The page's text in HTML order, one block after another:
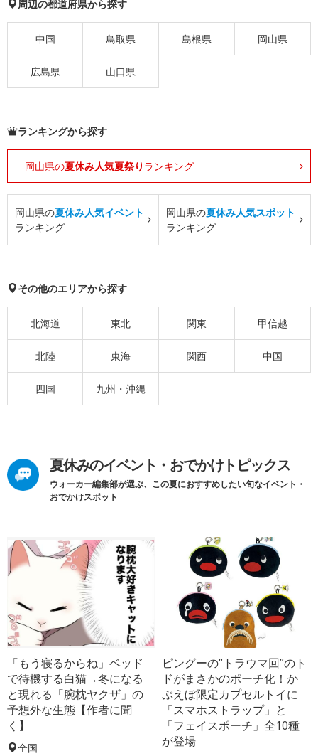
周辺の都道府県から探す
中国 鳥取県 島根県 岡山県
広島県 山口県
ランキングから探す
岡山県の夏休み人気夏祭り ランキング
岡山県の夏休み人気イベント
ランキング
岡山県の夏休み人気スポット
ランキング
その他のエリアから探す
北海道 東北 関東 甲信越
北陸 東海 関西 中国
四国 九州・沖縄
夏休みのイベント・おでかけトピックス
ウォーカー編集部が選ぶ、この夏におすすめしたい旬なイベント・
おでかけスポット
「もう寝るからね」ベッド
で待機する白猫→冬になる
と現れる「腕枕ヤクザ」の
予想外な生態【作者に聞
く】
全国
ピングーの“トラウマ回”のト
ドがまさかのポーチ化！か
ぷえぼ限定カプセルトイに
「スマホストラップ」と
「フェイスポーチ」全10種
が登場